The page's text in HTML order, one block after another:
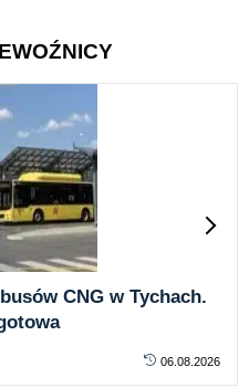
CNG w Tychach.
06.08.2026